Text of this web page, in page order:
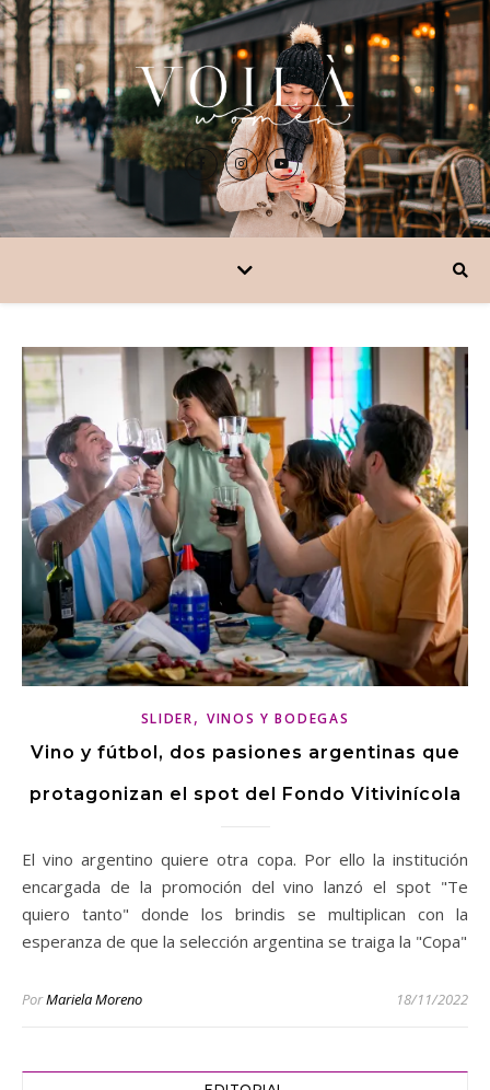
SLIDER, VINOS Y BODEGAS
Vino y fútbol, dos pasiones argentinas que
protagonizan el spot del Fondo Vitivinícola
El vino argentino quiere otra copa. Por ello la institución
encargada de la promoción del vino lanzó el spot "Te
quiero tanto" donde los brindis se multiplican con la
esperanza de que la selección argentina se traiga la "Copa"
PorMariela Moreno 18/11/2022